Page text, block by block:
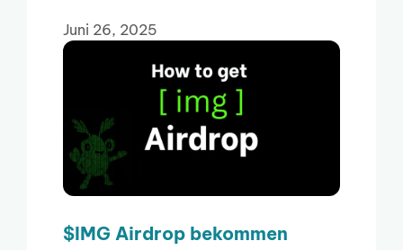
Juni 26, 2025
$IMG Airdrop bekommen